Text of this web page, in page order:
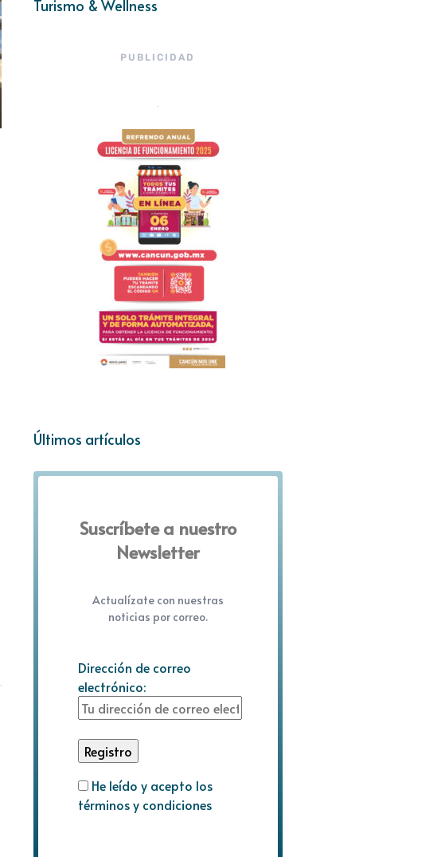
Turismo & Wellness
PUBLICIDAD
Últimos artículos
Suscríbete a nuestro
Newsletter
Actualízate con nuestras
noticias por correo.
Dirección de correo
electrónico:
He leído y acepto los
términos y condiciones